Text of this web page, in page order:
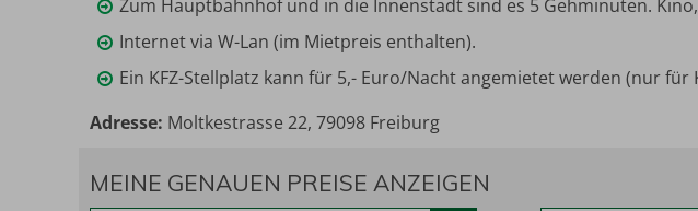
Zum Hauptbahnhof und in die Innenstadt sind es 5 Gehminuten.
Internet via W-Lan (im Mietpreis enthalten).
Ein KFZ-Stellplatz kann für 5,- Euro/Nacht angemietet werden (nur für
Adresse: Moltkestrasse 22, 79098 Freiburg
MEINE GENAUEN PREISE ANZEIGEN